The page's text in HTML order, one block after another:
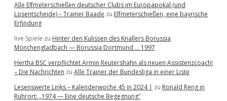
Alle Elfmeterschießen deutscher Clubs im Europapokal (und
Losentscheide) – Trainer Baade zu Elfmeterschießen, eine bayrische
Erfindung
live Spiele zu Hinter den Kulissen des Knallers Borussia
Mönchengladbach — Borussia Dortmund … 1997
Hertha BSC verpflichtet Armin Reutershahn als neuen Assistenzcoach!
– Die Nachrichten zu Alle Trainer der Bundesliga in einer Liste
Lesenswerte Links – Kalenderwoche 45 in 2024 | zu Ronald Reng in
Ruhrort: „1974 — Eine deutsche Begegnung“